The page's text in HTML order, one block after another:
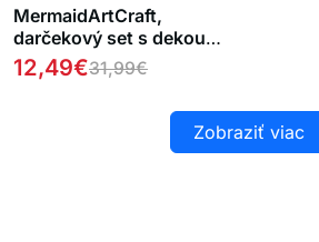
MermaidArtCraft,
darčekový set s dekou
pre dievčatko a súpravou
VIANOČNÝCH príveskov
12,49€31,99€
Zobraziť viac